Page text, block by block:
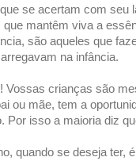
se acertam com seu
mantêm viva a
são aqueles que
na infância.
Vossas crianças são
ou mãe, tem a
Por isso a maioria diz
quando se deseja ter,